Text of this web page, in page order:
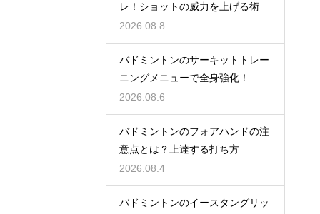
レ！ショットの威力を上げる術
2026.08.8
バドミントンのサーキットトレー
ニングメニューで全身強化！
2026.08.6
バドミントンのフォアハンドの注
意点とは？上達する打ち方
2026.08.4
バドミントンのイースタングリッ